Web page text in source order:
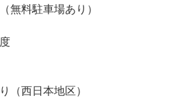
無料駐車場あり）
（西日本地区）